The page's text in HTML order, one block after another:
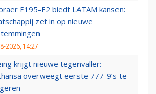
E195-E2 biedt LATAM kansen:
zet in op nieuwe
2026, 14:27
krijgt nieuwe tegenvaller:
overweegt eerste 777-9’s te